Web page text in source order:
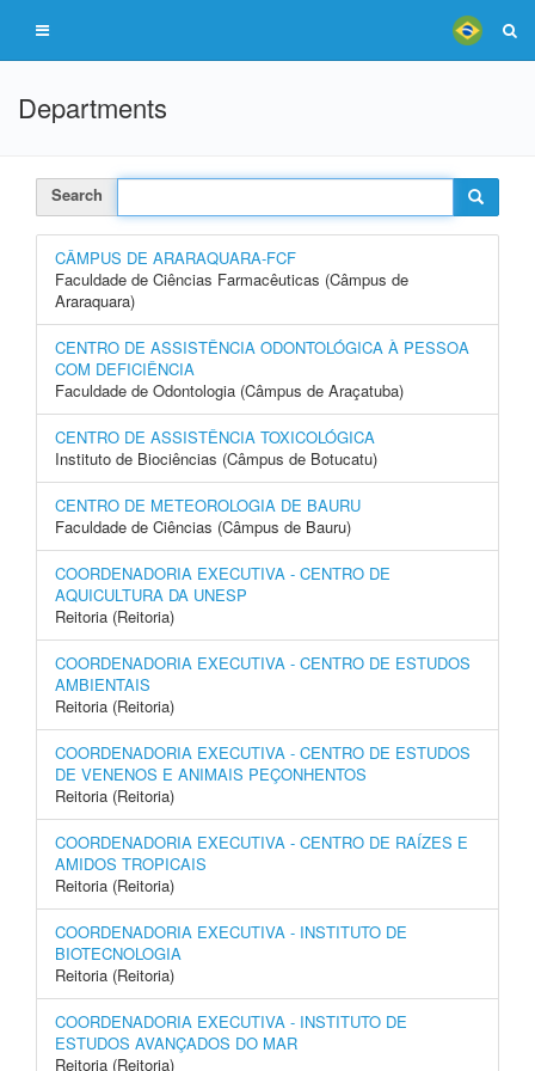
Departments
Search
CÂMPUS DE ARARAQUARA-FCF
Faculdade de Ciências Farmacêuticas (Câmpus de
Araraquara)
CENTRO DE ASSISTÊNCIA ODONTOLÓGICA À PESSOA
COM DEFICIÊNCIA
Faculdade de Odontologia (Câmpus de Araçatuba)
CENTRO DE ASSISTÊNCIA TOXICOLÓGICA
Instituto de Biociências (Câmpus de Botucatu)
CENTRO DE METEOROLOGIA DE BAURU
Faculdade de Ciências (Câmpus de Bauru)
COORDENADORIA EXECUTIVA - CENTRO DE
AQUICULTURA DA UNESP
Reitoria (Reitoria)
COORDENADORIA EXECUTIVA - CENTRO DE ESTUDOS
AMBIENTAIS
Reitoria (Reitoria)
COORDENADORIA EXECUTIVA - CENTRO DE ESTUDOS
DE VENENOS E ANIMAIS PEÇONHENTOS
Reitoria (Reitoria)
COORDENADORIA EXECUTIVA - CENTRO DE RAÍZES E
AMIDOS TROPICAIS
Reitoria (Reitoria)
COORDENADORIA EXECUTIVA - INSTITUTO DE
BIOTECNOLOGIA
Reitoria (Reitoria)
COORDENADORIA EXECUTIVA - INSTITUTO DE
ESTUDOS AVANÇADOS DO MAR
Reitoria (Reitoria)